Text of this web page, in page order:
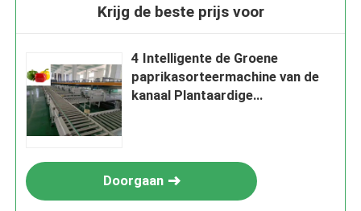
Krijg de beste prijs voor
4 Intelligente de Groene
paprikasorteermachine van de
kanaal Plantaardige
Doorgaan